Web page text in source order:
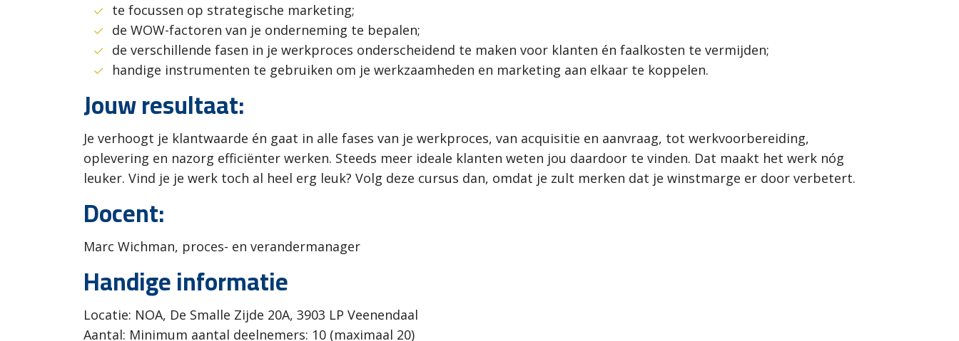
te focussen op strategische marketing;
de WOW-factoren van je onderneming te bepalen;
de verschillende fasen in je werkproces onderscheidend te maken voor klanten én faalkosten te vermijden;
handige instrumenten te gebruiken om je werkzaamheden en marketing aan elkaar te koppelen.
Jouw resultaat:
Je verhoogt je klantwaarde én gaat in alle fases van je werkproces, van acquisitie en aanvraag, tot werkvoorbereiding,
oplevering en nazorg efficiënter werken. Steeds meer ideale klanten weten jou daardoor te vinden. Dat maakt het werk nóg
leuker. Vind je je werk toch al heel erg leuk? Volg deze cursus dan, omdat je zult merken dat je winstmarge er door verbetert.
Docent:
Marc Wichman, proces- en verandermanager
Handige informatie
Locatie: NOA, De Smalle Zijde 20A, 3903 LP Veenendaal
Aantal: Minimum aantal deelnemers: 10 (maximaal 20)